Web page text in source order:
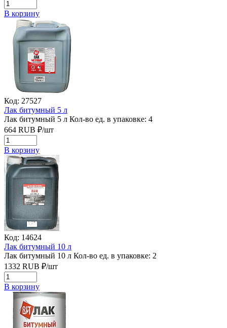
В корзину
Код: 27527
Лак битумный 5 л
Лак битумный 5 л Кол-во ед. в упаковке: 4
664 RUB ₽/шт
В корзину
Код: 14624
Лак битумный 10 л
Лак битумный 10 л Кол-во ед. в упаковке: 2
1332 RUB ₽/шт
В корзину